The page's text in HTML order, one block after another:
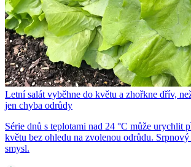
Letní salát vyběhne do květu a zhořkne dřív,
jen chyba odrůdy
Série dnů s teplotami nad 24 °C může urychlit
květu bez ohledu na zvolenou odrůdu. Srpnový
smysl.